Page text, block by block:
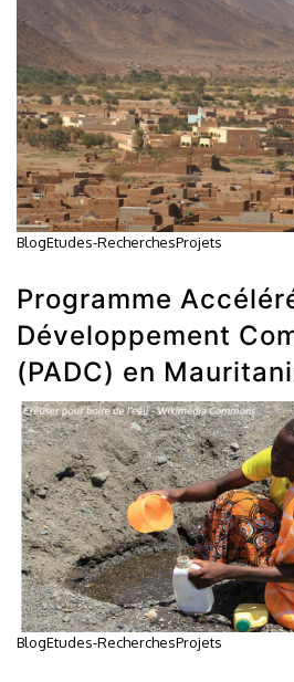
BlogEtudes-RecherchesProjets
Programme
Développement
(PADC) en
BlogEtudes-RecherchesProjets